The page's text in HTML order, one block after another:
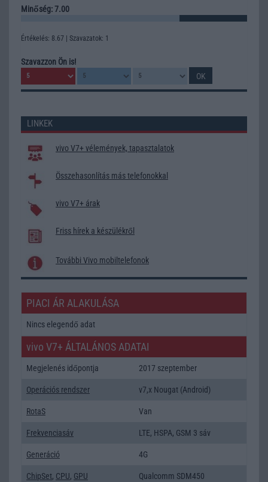
Minőség: 7.00
Értékelés: 8.67 | Szavazatok: 1
Szavazzon Ön is!
LINKEK
vivo V7+ vélemények, tapasztalatok
Összehasonlítás más telefonokkal
vivo V7+ árak
Friss hírek a készülékről
További Vivo mobiltelefonok
PIACI ÁR ALAKULÁSA
Nincs elegendő adat
vivo V7+ ÁLTALÁNOS ADATAI
Megjelenés időpontja 2017 szeptember
Operációs rendszer v7,x Nougat (Android)
RotaS Van
Frekvenciasáv LTE, HSPA, GSM 3 sáv
Generáció 4G
ChipSet, CPU, GPU
Qualcomm SDM450